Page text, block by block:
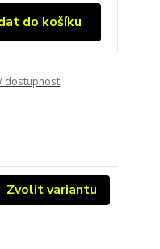
do košíku
dostupnost
Zvolit variantu